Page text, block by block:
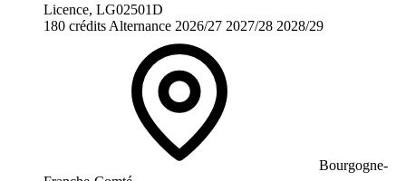
Licence, LG02501D
180 crédits Alternance 2026/27 2027/28 2028/29
Bourgogne-